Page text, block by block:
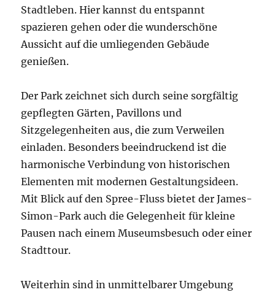
Stadtleben. Hier kannst du entspannt
spazieren gehen oder die wunderschöne
Aussicht auf die umliegenden Gebäude
genießen.
Der Park zeichnet sich durch seine sorgfältig
gepflegten Gärten, Pavillons und
Sitzgelegenheiten aus, die zum Verweilen
einladen. Besonders beeindruckend ist die
harmonische Verbindung von historischen
Elementen mit modernen Gestaltungsideen.
Mit Blick auf den Spree-Fluss bietet der James-
Simon-Park auch die Gelegenheit für kleine
Pausen nach einem Museumsbesuch oder einer
Stadttour.
Weiterhin sind in unmittelbarer Umgebung